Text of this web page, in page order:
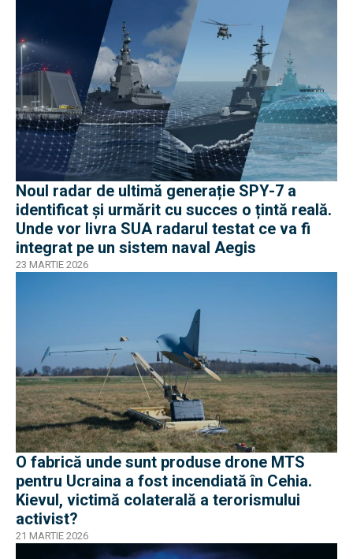
Noul radar de ultimă generație SPY-7 a
identificat și urmărit cu succes o țintă reală.
Unde vor livra SUA radarul testat ce va fi
integrat pe un sistem naval Aegis
23 MARTIE 2026
O fabrică unde sunt produse drone MTS
pentru Ucraina a fost incendiată în Cehia.
Kievul, victimă colaterală a terorismului
activist?
21 MARTIE 2026